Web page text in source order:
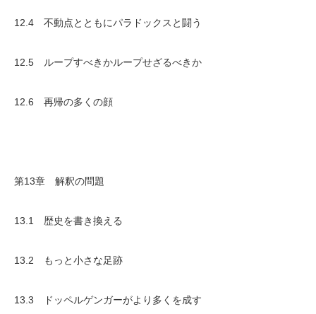
12.4 不動点とともにパラドックスと闘う
12.5 ループすべきかループせざるべきか
12.6 再帰の多くの顔
第13章 解釈の問題
13.1 歴史を書き換える
13.2 もっと小さな足跡
13.3 ドッペルゲンガーがより多くを成す